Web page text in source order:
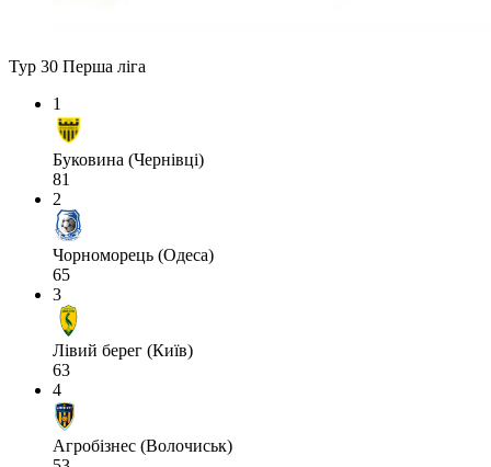
Тур 30 Перша ліга
1
Буковина (Чернівці)
81
2
Чорноморець (Одеса)
65
3
Лівий берег (Київ)
63
4
Агробізнес (Волочиськ)